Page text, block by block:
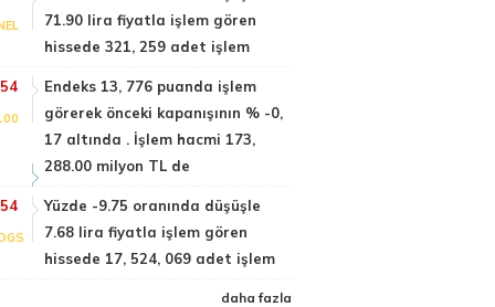
71.90 lira fiyatla işlem gören
hissede 321, 259 adet işlem
Endeks 13, 776 puanda işlem
görerek önceki kapanışının % -0,
17 altında . İşlem hacmi 173,
288.00 milyon TL de
Yüzde -9.75 oranında düşüşle
7.68 lira fiyatla işlem gören
hissede 17, 524, 069 adet işlem
daha fazla